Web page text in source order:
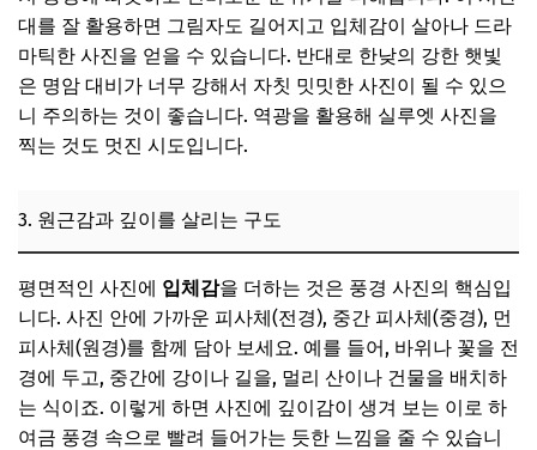
대를 잘 활용하면 그림자도 길어지고 입체감이 살아나 드라
마틱한 사진을 얻을 수 있습니다. 반대로 한낮의 강한 햇빛
은 명암 대비가 너무 강해서 자칫 밋밋한 사진이 될 수 있으
니 주의하는 것이 좋습니다. 역광을 활용해 실루엣 사진을
찍는 것도 멋진 시도입니다.
3. 원근감과 깊이를 살리는 구도
평면적인 사진에 입체감을 더하는 것은 풍경 사진의 핵심입
니다. 사진 안에 가까운 피사체(전경), 중간 피사체(중경), 먼
피사체(원경)를 함께 담아 보세요. 예를 들어, 바위나 꽃을 전
경에 두고, 중간에 강이나 길을, 멀리 산이나 건물을 배치하
는 식이죠. 이렇게 하면 사진에 깊이감이 생겨 보는 이로 하
여금 풍경 속으로 빨려 들어가는 듯한 느낌을 줄 수 있습니